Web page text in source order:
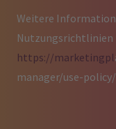
Weitere
Nutzungsrichtlinien
https://marketingpl
manager/use-policy/